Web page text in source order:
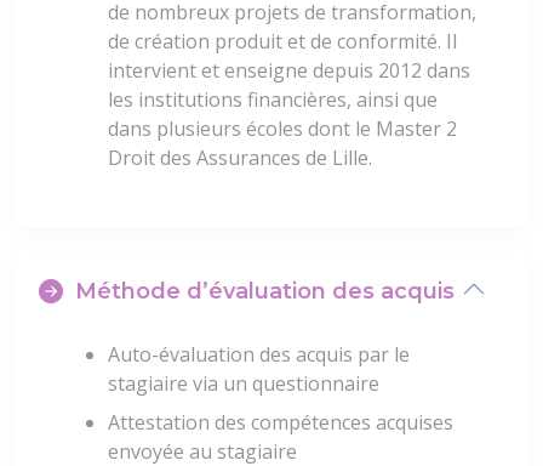
de nombreux projets de transformation,
de création produit et de conformité. Il
intervient et enseigne depuis 2012 dans
les institutions financières, ainsi que
dans plusieurs écoles dont le Master 2
Droit des Assurances de Lille.
Méthode d’évaluation des acquis
Auto-évaluation des acquis par le
stagiaire via un questionnaire
Attestation des compétences acquises
envoyée au stagiaire